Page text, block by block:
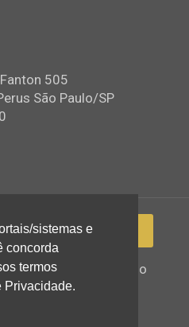
505
São Paulo/SP
de Deus Ministério
direitos reservados
sistemas e
concorda
termos
Privacidade.